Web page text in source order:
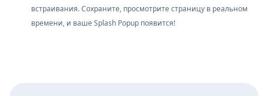
встраивания. Сохраните, просмотрите страницу в реальном
времени, и ваше Splash Popup появится!